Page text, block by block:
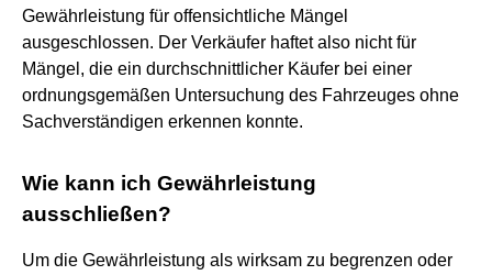
Gewährleistung für offensichtliche Mängel
ausgeschlossen. Der Verkäufer haftet also nicht für
Mängel, die ein durchschnittlicher Käufer bei einer
ordnungsgemäßen Untersuchung des Fahrzeuges ohne
Sachverständigen erkennen konnte.
Wie kann ich Gewährleistung
ausschließen?
Um die Gewährleistung als wirksam zu begrenzen oder